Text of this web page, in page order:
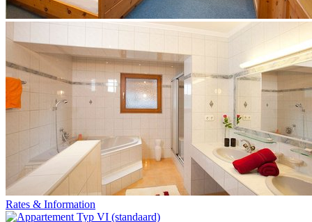
Rates & Information